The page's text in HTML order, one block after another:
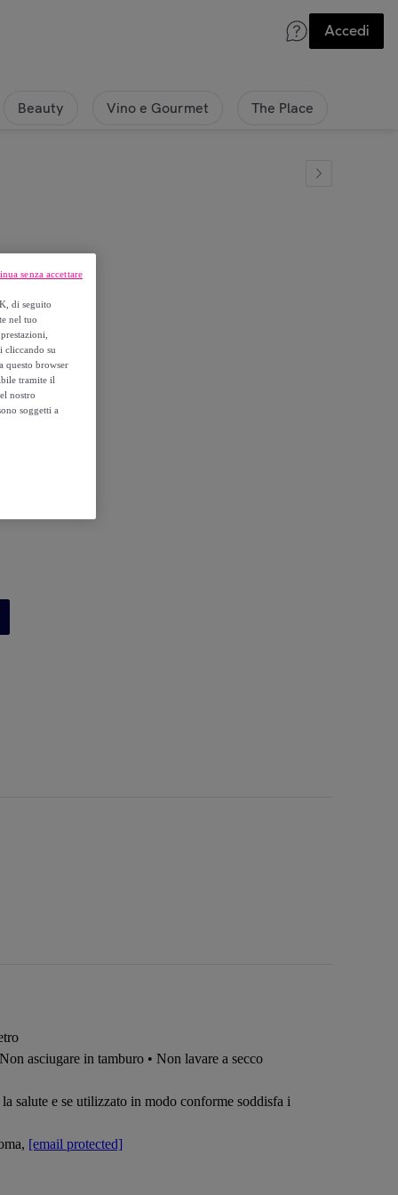
Accedi
Beauty Vino e Gourmet The Place
asciugare in tamburo • Non lavare a secco
salute e se utilizzato in modo conforme soddisfa i
[email protected]
di seguito
nel tuo
cliccando su
questo browser
tramite il
nostro
soggetti a
senza accettare